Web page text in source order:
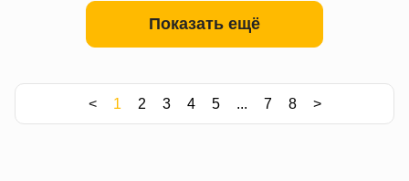
Показать ещё
< 1 2 3 4 5 ... 7 8 >